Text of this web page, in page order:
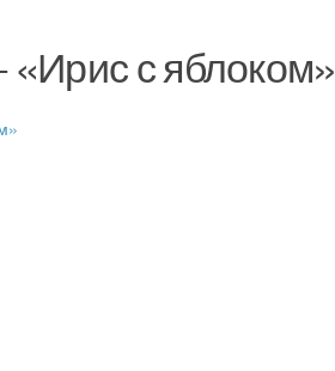
с яблоком»